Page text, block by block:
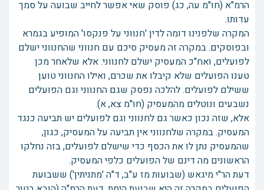
הרמ"א (חו"מ עה, כג) פוסק שאי אפשר לחייב שבועה על סמך
עדותו.
המקרה שלפנינו דומה לדין 'חנווני על פנקסו' המופיע בגמרא
ובפוסקים. במקרה זה מעסיק סיכם עם חנווני שהחנווני ישלם
לפועלים, ואח"כ המעסיק ישלם לחנווני. אלא שלאחר מכן
טענו הפועלים שלא קיבלו את שכרם, ואילו החנווני טוען
ששילם לפועלים. להלכה נפסק שגם החנווני וגם הפועלים
נשבעים ונוטלים מהמעסיק (חו"מ צא, א).
אלא, שזה נכון כאשר גם לחנווני וגם לפועלים יש תביעה כנגד
המעסיק. במקרה שלחנווני אין תביעה על המעסיק, כגון,
שהמעסיק נתן לו את הכסף כדי שישלם לפועלים, בזה נחלקו
הראשונים מה דינם של הפועלים כלפי המעסיק.
דעת הר"י מיגאש (שבועות מז ע"ב, ד"ה 'מתניתין') ששבועת